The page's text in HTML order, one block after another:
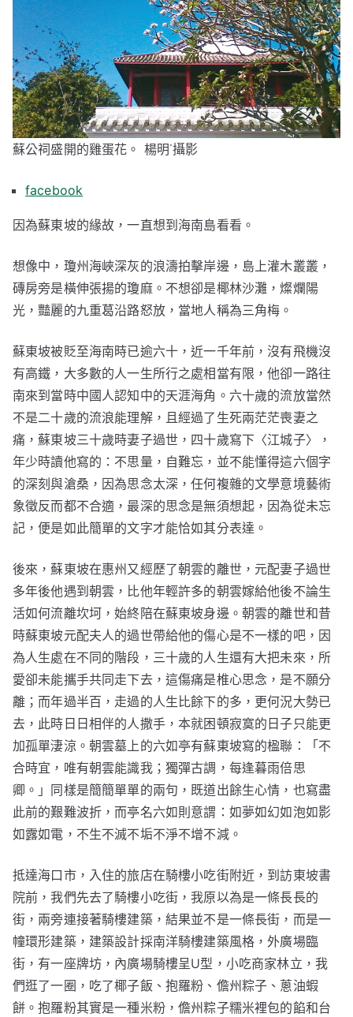
蘇公祠盛開的雞蛋花。 楊明˙攝影
facebook
因為蘇東坡的緣故，一直想到海南島看看。
想像中，瓊州海峽深灰的浪濤拍擊岸邊，島上灌木叢叢，
磚房旁是橫伸張揚的瓊麻。不想卻是椰林沙灘，燦爛陽
光，豔麗的九重葛沿路怒放，當地人稱為三角梅。
蘇東坡被貶至海南時已逾六十，近一千年前，沒有飛機沒
有高鐵，大多數的人一生所行之處相當有限，他卻一路往
南來到當時中國人認知中的天涯海角。六十歲的流放當然
不是二十歲的流浪能理解，且經過了生死兩茫茫喪妻之
痛，蘇東坡三十歲時妻子過世，四十歲寫下〈江城子〉，
年少時讀他寫的：不思量，自難忘，並不能懂得這六個字
的深刻與滄桑，因為思念太深，任何複雜的文學意境藝術
象徵反而都不合適，最深的思念是無須想起，因為從未忘
記，便是如此簡單的文字才能恰如其分表達。
後來，蘇東坡在惠州又經歷了朝雲的離世，元配妻子過世
多年後他遇到朝雲，比他年輕許多的朝雲嫁給他後不論生
活如何流離坎坷，始終陪在蘇東坡身邊。朝雲的離世和昔
時蘇東坡元配夫人的過世帶給他的傷心是不一樣的吧，因
為人生處在不同的階段，三十歲的人生還有大把未來，所
愛卻未能攜手共同走下去，這傷痛是椎心思念，是不願分
離；而年過半百，走過的人生比餘下的多，更何況大勢已
去，此時日日相伴的人撒手，本就困頓寂寞的日子只能更
加孤單淒涼。朝雲墓上的六如亭有蘇東坡寫的楹聯：「不
合時宜，唯有朝雲能識我；獨彈古調，每逢暮雨倍思
卿。」同樣是簡簡單單的兩句，既道出餘生心情，也寫盡
此前的艱難波折，而亭名六如則意謂：如夢如幻如泡如影
如露如電，不生不滅不垢不淨不增不減。
抵達海口市，入住的旅店在騎樓小吃街附近，到訪東坡書
院前，我們先去了騎樓小吃街，我原以為是一條長長的
街，兩旁連接著騎樓建築，結果並不是一條長街，而是一
幢環形建築，建築設計採南洋騎樓建築風格，外廣場臨
街，有一座牌坊，內廣場騎樓呈U型，小吃商家林立，我
們逛了一圈，吃了椰子飯、抱羅粉、儋州粽子、蔥油蝦
餅。抱羅粉其實是一種米粉，儋州粽子糯米裡包的餡和台